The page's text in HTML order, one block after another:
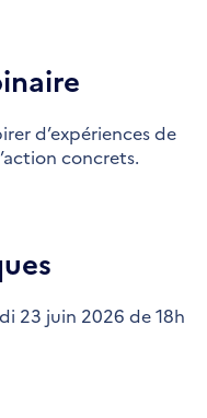
d’expériences de
concrets.
23 juin 2026 de 18h